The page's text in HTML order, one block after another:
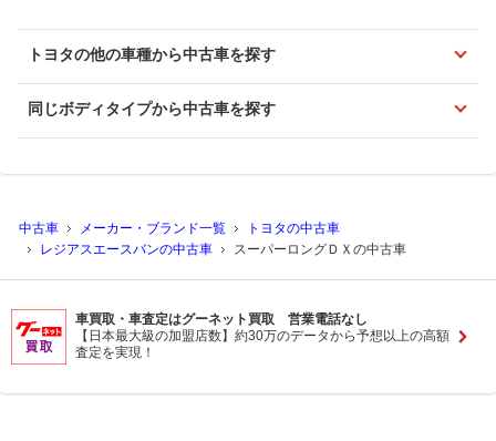
トヨタの他の車種から中古車を探す
同じボディタイプから中古車を探す
中古車 メーカー・ブランド一覧
トヨタの中古車
レジアスエースバンの中古車
スーパーロングＤＸの中古車
車買取・車査定はグーネット買取 営業電話なし
【日本最大級の加盟店数】約30万のデータから予想以上の高額
査定を実現！